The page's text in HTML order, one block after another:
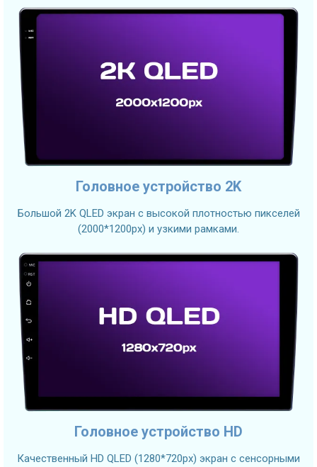
Головное устройство 2K
Большой 2K QLED экран с высокой плотностью пикселей
(2000*1200px) и узкими рамками.
Головное устройство HD
Качественный HD QLED (1280*720px) экран с сенсорными